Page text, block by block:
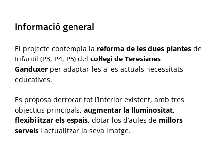
Informació general
El projecte contempla la reforma de les dues plantesde
Infantil (P3, P4, P5) del col·legi de Teresianes
Ganduxerper adaptar-les a les actuals necessitats
educatives.
Es proposa derrocar tot l’interior existent, amb tres
objectius principals, augmentar la lluminositat,
flexibilitzar els espais, dotar-los d’aules de millors
serveisi actualitzar la seva imatge.